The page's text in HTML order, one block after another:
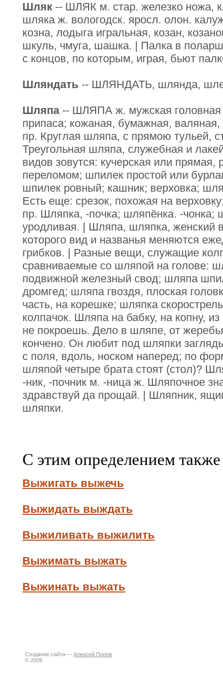
Шляк -- ШЛЯК м. стар. железко ножа,
шляка ж. вологодск. яросл. олон.
козна, лодыга игральная, козан,
шкуль, чмуга, шашка. | Палка в
с концов, по которым, играя, бьют
Шляндать -- ШЛЯНДАТЬ, шлянда,
Шляпа-- ШЛЯПА ж. мужская головная
припаса; кожаная, бумажная,
пр. Круглая шляпа, с прямою тульей,
Треугольная шляпа, служебная и
видов зовутся: кучерская или прямая,
переломом; шпилек простой или
шпилек ровный; кашник; верховка;
Есть еще: срезок, похожая на
пр. Шляпка, -почка; шляпёнка. -
уродливая. | Шляпа, шляпка, женский
которого вид и названья меняются
грибков. | Разные вещи, служащие
сравниваемые со шляпой на голове:
подвижной железный свод; шляпа
дромгед; шляпа гвоздя, плоская
часть, на корешке; шляпка
колпачок. Шляпа на бабку, на копну,
не покроешь. Дело в шляпе, от
кончено. Он любит под шляпки
с поля, вдоль, носком наперед; по
шляпой четыре брата стоят (стол)?
-ник, -почник м. -ница ж. Шляпочное
здравствуй да прощай. | Шляпник,
шляпки.
С этим определением
Выжигать выжечь
Выжидать выждать
Выжиливать выжилить
Выжимать выжать
Выжинать выжать
Создание сайта — Алексей Попов
© 2009